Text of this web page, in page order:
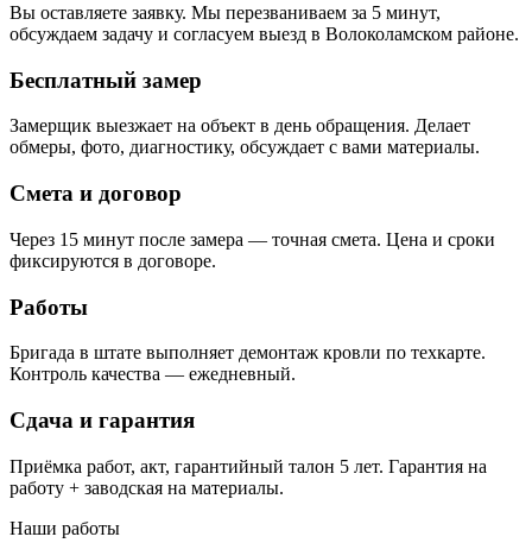
Вы оставляете заявку. Мы перезваниваем за 5 минут,
обсуждаем задачу и согласуем выезд в Волоколамском районе.
Бесплатный замер
Замерщик выезжает на объект в день обращения. Делает
обмеры, фото, диагностику, обсуждает с вами материалы.
Смета и договор
Через 15 минут после замера — точная смета. Цена и сроки
фиксируются в договоре.
Работы
Бригада в штате выполняет демонтаж кровли по техкарте.
Контроль качества — ежедневный.
Сдача и гарантия
Приёмка работ, акт, гарантийный талон 5 лет. Гарантия на
работу + заводская на материалы.
Наши работы